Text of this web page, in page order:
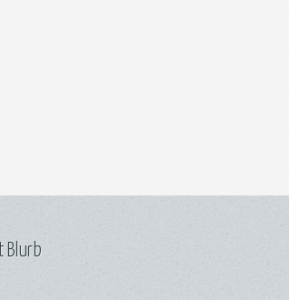
Blurb